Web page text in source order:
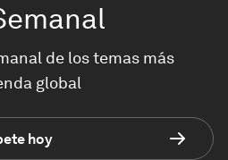
de los temas más
global
hoy